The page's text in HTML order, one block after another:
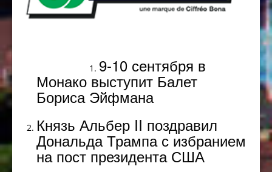
9-10 сентября в
Монако выступит Балет
Бориса Эйфмана
Князь Альбер II поздравил
Дональда Трампа с избранием
на пост президента США